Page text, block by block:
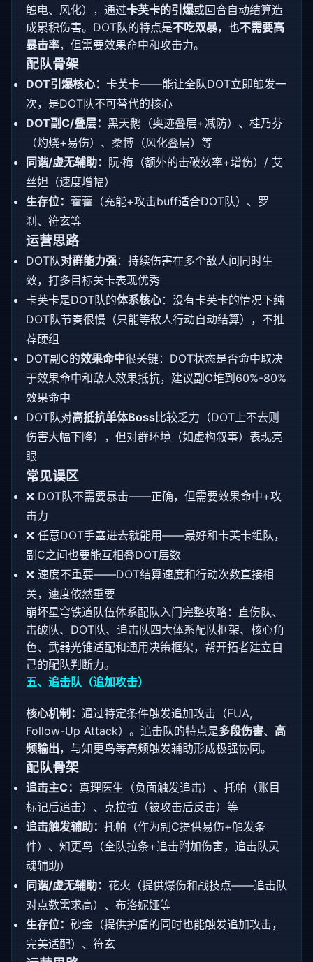
触电、风化），通过卡芙卡的引爆或回合自动结算造
成累积伤害。DOT队的特点是不吃双暴，也不需要高
暴击率，但需要效果命中和攻击力。
配队骨架
DOT引爆核心： 卡芙卡——能让全队DOT立即触发一
次，是DOT队不可替代的核心
DOT副C/叠层： 黑天鹅（奥迹叠层+减防）、桂乃芬
（灼烧+易伤）、桑博（风化叠层）等
同谐/虚无辅助： 阮·梅（额外的击破效率+增伤）/ 艾
丝妲（速度增幅）
生存位： 藿藿（充能+攻击buff适合DOT队）、罗
刹、符玄等
运营思路
DOT队对群能力强：持续伤害在多个敌人间同时生
效，打多目标关卡表现优秀
卡芙卡是DOT队的体系核心：没有卡芙卡的情况下纯
DOT队节奏很慢（只能等敌人行动自动结算），不推
荐硬组
DOT副C的效果命中很关键：DOT状态是否命中取决
于效果命中和敌人效果抵抗，建议副C堆到60%-80%
效果命中
DOT队对高抵抗单体Boss比较乏力（DOT上不去则
伤害大幅下降），但对群环境（如虚构叙事）表现亮
眼
常见误区
❌ DOT队不需要暴击——正确，但需要效果命中+攻
击力
❌ 任意DOT手塞进去就能用——最好和卡芙卡组队，
副C之间也要能互相叠DOT层数
❌ 速度不重要——DOT结算速度和行动次数直接相
关，速度依然重要
崩坏星穹铁道队伍体系配队入门完整攻略：直伤队、
击破队、DOT队、追击队四大体系配队框架、核心角
色、武器光锥适配和通用决策框架，帮开拓者建立自
己的配队判断力。
五、追击队（追加攻击）
核心机制： 通过特定条件触发追加攻击（FUA,
Follow-Up Attack）。追击队的特点是多段伤害、 高
频输出，与知更鸟等高频触发辅助形成极强协同。
配队骨架
追击主C： 真理医生（负面触发追击）、托帕（账目
标记后追击）、克拉拉（被攻击后反击）等
追击触发辅助： 托帕（作为副C提供易伤+触发条
件）、知更鸟（全队拉条+追击附加伤害，追击队灵
魂辅助）
同谐/虚无辅助： 花火（提供爆伤和战技点——追击队
对点数需求高）、布洛妮娅等
生存位： 砂金（提供护盾的同时也能触发追加攻击，
完美适配）、符玄